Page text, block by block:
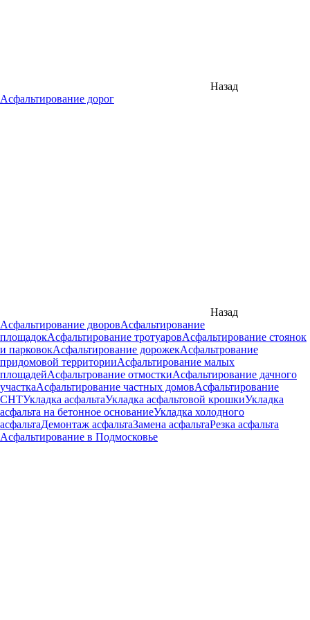
Назад
Асфальтирование дорог
Назад
Асфальтирование дворовАсфальтирование
площадокАсфальтирование тротуаровАсфальтирование стоянок
и парковокАсфальтирование дорожекАсфальтрование
придомовой территорииАсфальтирование малых
площадейАсфальтрование отмосткиАсфальтирование дачного
участкаАсфальтирование частных домовАсфальтирование
СНТУкладка асфальтаУкладка асфальтовой крошкиУкладка
асфальта на бетонное основаниеУкладка холодного
асфальтаДемонтаж асфальтаЗамена асфальтаРезка асфальта
Асфальтирование в Подмосковье